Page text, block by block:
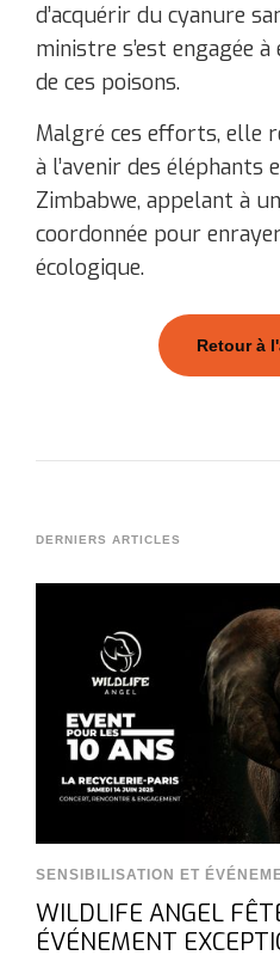
d’acquérir du cyanure
ministre s’est engagée
de ces poisons.
Malgré ces efforts, elle
à l’avenir des éléphants
Zimbabwe, appelant à
coordonnée pour
écologique.
Retour à
DERNIERS ARTICLES
SENSIBILISATION ET
WILDLIFE ANGEL
ÉVÉNEMENT